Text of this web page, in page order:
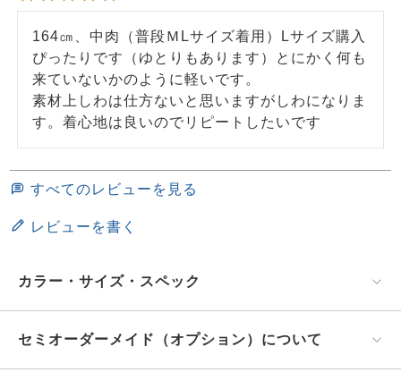
164㎝、中肉（普段ＭLサイズ着用）Lサイズ購入
ぴったりです（ゆとりもあります）とにかく何も
来ていないかのように軽いです。
素材上しわは仕方ないと思いますがしわになりま
す。着心地は良いのでリピートしたいです
すべてのレビューを見る
レビューを書く
カラー・サイズ・スペック
セミオーダーメイド（オプション）について